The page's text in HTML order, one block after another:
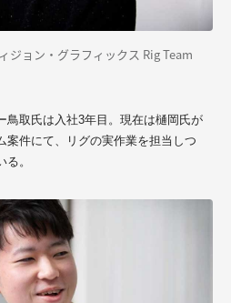
ジョン・グラフィックス Rig Team
鳥取氏は入社3年目。現在は樋岡氏が
案件にて、リグの実作業を担当しつ
る。